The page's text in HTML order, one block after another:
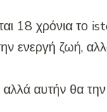
18 χρόνια το
ενεργή ζωή,
αλλά αυτήν θα